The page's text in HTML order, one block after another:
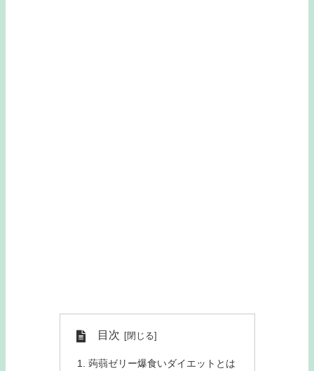
目次
蒟蒻ゼリー爆食いダイエットとは